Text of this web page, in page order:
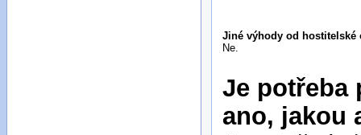
Jiné výhody od hostitelské
Ne.
Je potřeba
ano, jakou